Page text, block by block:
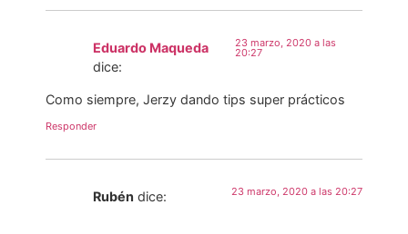
Eduardo Maqueda
dice:
23 marzo, 2020 a las
20:27
Como siempre, Jerzy dando tips super prácticos
Responder
Rubén dice: 23 marzo, 2020 a las 20:27